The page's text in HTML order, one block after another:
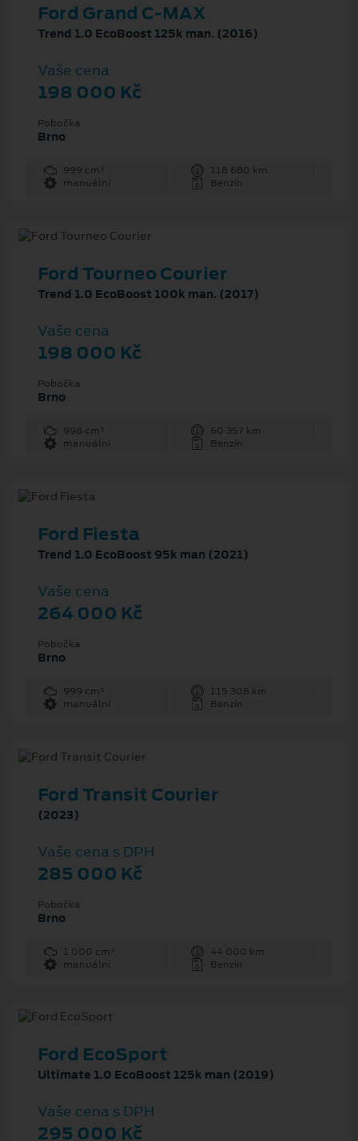
Ford Grand C-MAX
Trend 1.0 EcoBoost 125k man. (2016)
Vaše cena
198 000 Kč
Pobočka
Brno
999 cm³
118 680 km
manuální
Benzín
Ford Tourneo Courier
Trend 1.0 EcoBoost 100k man. (2017)
Vaše cena
198 000 Kč
Pobočka
Brno
998 cm³
60 357 km
manuální
Benzín
Ford Fiesta
Trend 1.0 EcoBoost 95k man (2021)
Vaše cena
264 000 Kč
Pobočka
Brno
999 cm³
115 306 km
manuální
Benzín
Ford Transit Courier
(2023)
Vaše cena s DPH
285 000 Kč
Pobočka
Brno
1 000 cm³
44 000 km
manuální
Benzín
Ford EcoSport
Ultimate 1.0 EcoBoost 125k man (2019)
Vaše cena s DPH
295 000 Kč